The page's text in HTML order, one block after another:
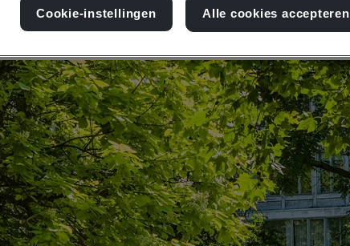
Cookie-instellingen Alle cookies accepteren